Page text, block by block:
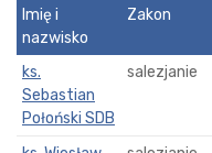
Imię i
nazwisko
Zakon
ks.
Sebastian
Połoński SDB
salezjanie